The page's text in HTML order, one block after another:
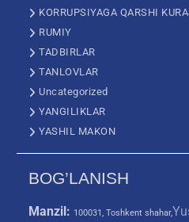
KORRUPSIYAGA QARSHI
RUMIY
TADBIRLAR
TANLOVLAR
Uncategorized
YANGILIKLAR
YASHIL MAKON
BOG’LANISH
Manzil: 100031, Toshkent shahar,